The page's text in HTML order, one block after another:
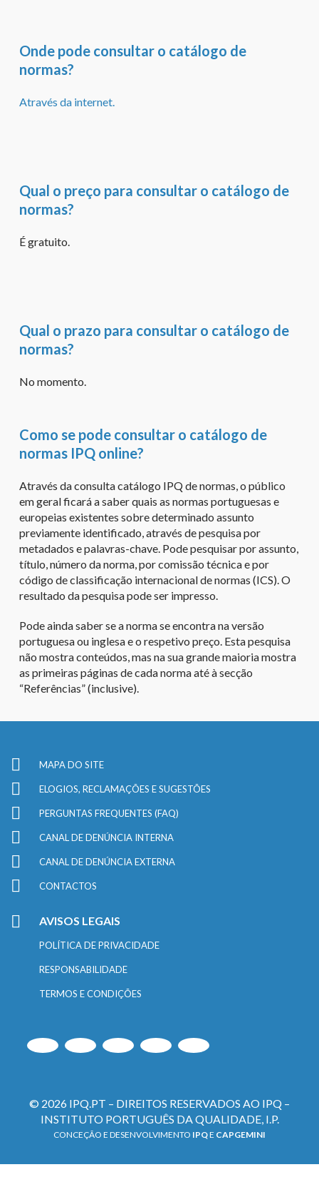
Onde pode consultar o catálogo de
normas?
Através da internet.
Qual o preço para consultar o catálogo de
normas?
É gratuito.
Qual o prazo para consultar o catálogo de
normas?
No momento.
Como se pode consultar o catálogo de
normas IPQ online?
Através da consulta catálogo IPQ de normas, o público
em geral ficará a saber quais as normas portuguesas e
europeias existentes sobre determinado assunto
previamente identificado, através de pesquisa por
metadados e palavras-chave. Pode pesquisar por assunto,
título, número da norma, por comissão técnica e por
código de classificação internacional de normas (ICS). O
resultado da pesquisa pode ser impresso.
Pode ainda saber se a norma se encontra na versão
portuguesa ou inglesa e o respetivo preço. Esta pesquisa
não mostra conteúdos, mas na sua grande maioria mostra
as primeiras páginas de cada norma até à secção
“Referências” (inclusive).
MAPA DO SITE
ELOGIOS, RECLAMAÇÕES E SUGESTÕES
PERGUNTAS FREQUENTES (FAQ)
CANAL DE DENÚNCIA INTERNA
CANAL DE DENÚNCIA EXTERNA
CONTACTOS
AVISOS LEGAIS
POLÍTICA DE PRIVACIDADE
RESPONSABILIDADE
TERMOS E CONDIÇÕES
© 2026 IPQ.PT – DIREITOS RESERVADOS AO IPQ –
INSTITUTO PORTUGUÊS DA QUALIDADE, I.P.
CONCEÇÃO E DESENVOLVIMENTO IPQE CAPGEMINI